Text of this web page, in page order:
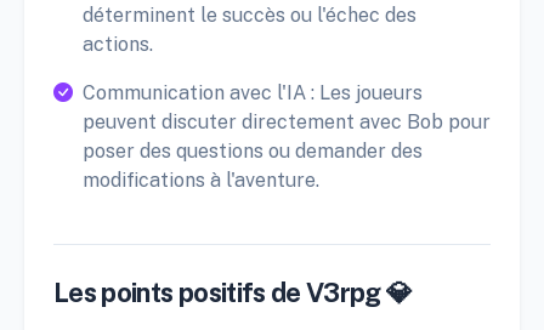
déterminent le succès ou l'échec des
actions.
Communication avec l'IA : Les joueurs
peuvent discuter directement avec Bob pour
poser des questions ou demander des
modifications à l'aventure.
Les points positifs de V3rpg 💎